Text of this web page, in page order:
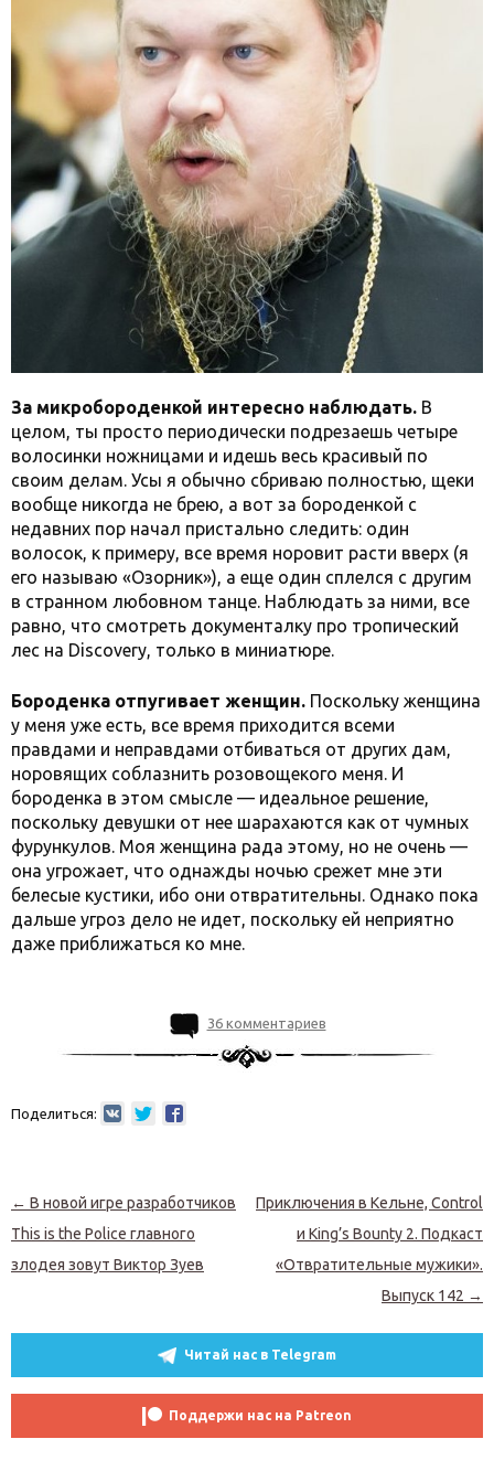
За микробороденкой интересно наблюдать. В
целом, ты просто периодически подрезаешь четыре
волосинки ножницами и идешь весь красивый по
своим делам. Усы я обычно сбриваю полностью, щеки
вообще никогда не брею, а вот за бороденкой с
недавних пор начал пристально следить: один
волосок, к примеру, все время норовит расти вверх (я
его называю «Озорник»), а еще один сплелся с другим
в странном любовном танце. Наблюдать за ними, все
равно, что смотреть документалку про тропический
лес на Discovery, только в миниатюре.
Бороденка отпугивает женщин. Поскольку женщина
у меня уже есть, все время приходится всеми
правдами и неправдами отбиваться от других дам,
норовящих соблазнить розовощекого меня. И
бороденка в этом смысле — идеальное решение,
поскольку девушки от нее шарахаются как от чумных
фурункулов. Моя женщина рада этому, но не очень —
она угрожает, что однажды ночью срежет мне эти
белесые кустики, ибо они отвратительны. Однако пока
дальше угроз дело не идет, поскольку ей неприятно
даже приближаться ко мне.
36 комментариев
Поделиться:
Навигация по записям
← В новой игре разработчиков
This is the Police главного
злодея зовут Виктор Зуев
Приключения в Кельне, Control
и King’s Bounty 2. Подкаст
«Отвратительные мужики».
Выпуск 142 →
Читай нас в Telegram
Поддержи нас на Patreon